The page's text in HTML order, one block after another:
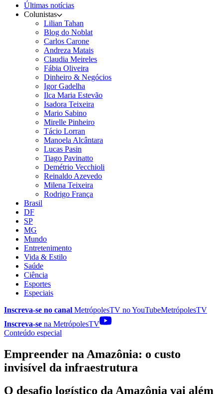
Últimas notícias
Colunistas
Lilian Tahan
Blog do Noblat
Carlos Carone
Andreza Matais
Claudia Meireles
Fábia Oliveira
Dinheiro & Negócios
Igor Gadelha
Ilca Maria Estevão
Isadora Teixeira
Mario Sabino
Mirelle Pinheiro
Tácio Lorran
Manoela Alcântara
Lucas Pasin
Tiago Pavinatto
Demétrio Vecchioli
Reinaldo Azevedo
Milena Teixeira
Rodrigo França
Brasil
DF
SP
MG
Mundo
Entretenimento
Vida & Estilo
Saúde
Ciência
Esportes
Especiais
Inscreva-se no canal MetrópolesTV noYouTubeMetrópolesTV
Inscreva-se na MetrópolesTV
Conteúdo especial
Empreender na Amazônia: o custo
invisível da infraestrutura
O desafio logístico da Amazônia vai além